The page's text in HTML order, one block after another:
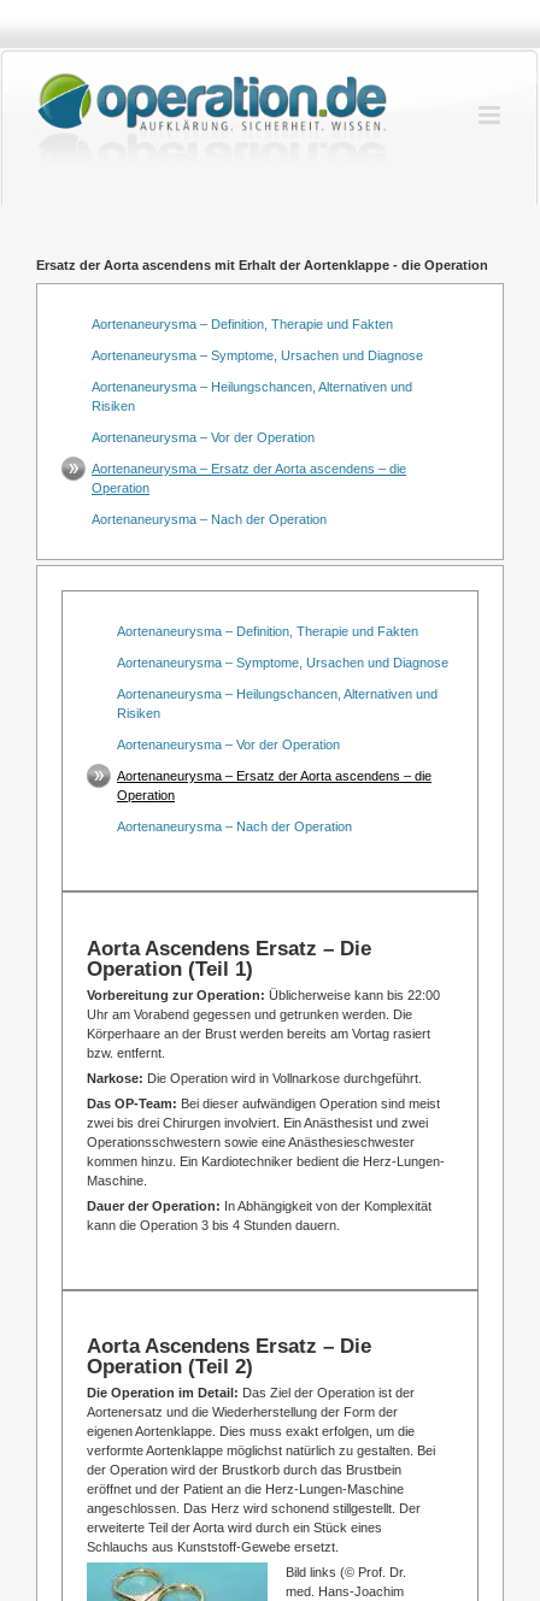
springen
Ersatz der Aorta ascendens mit Erhalt der Aortenklappe - die Operation
Aortenaneurysma – Definition, Therapie und Fakten
Aortenaneurysma – Symptome, Ursachen und Diagnose
Aortenaneurysma – Heilungschancen, Alternativen und
Risiken
Aortenaneurysma – Vor der Operation
Aortenaneurysma – Ersatz der Aorta ascendens – die
Operation
Aortenaneurysma – Nach der Operation
Aortenaneurysma – Definition, Therapie und Fakten
Aortenaneurysma – Symptome, Ursachen und Diagnose
Aortenaneurysma – Heilungschancen, Alternativen und
Risiken
Aortenaneurysma – Vor der Operation
Aortenaneurysma – Ersatz der Aorta ascendens – die
Operation
Aortenaneurysma – Nach der Operation
Aorta Ascendens Ersatz – Die
Operation (Teil 1)
Vorbereitung zur Operation: Üblicherweise kann bis 22:00
Uhr am Vorabend gegessen und getrunken werden. Die
Körperhaare an der Brust werden bereits am Vortag rasiert
bzw. entfernt.
Narkose: Die Operation wird in Vollnarkose durchgeführt.
Das OP-Team: Bei dieser aufwändigen Operation sind meist
zwei bis drei Chirurgen involviert. Ein Anästhesist und zwei
Operationsschwestern sowie eine Anästhesieschwester
kommen hinzu. Ein Kardiotechniker bedient die Herz-Lungen-
Maschine.
Dauer der Operation: In Abhängigkeit von der Komplexität
kann die Operation 3 bis 4 Stunden dauern.
Aorta Ascendens Ersatz – Die
Operation (Teil 2)
Die Operation im Detail: Das Ziel der Operation ist der
Aortenersatz und die Wiederherstellung der Form der
eigenen Aortenklappe. Dies muss exakt erfolgen, um die
verformte Aortenklappe möglichst natürlich zu gestalten. Bei
der Operation wird der Brustkorb durch das Brustbein
eröffnet und der Patient an die Herz-Lungen-Maschine
angeschlossen. Das Herz wird schonend stillgestellt. Der
erweiterte Teil der Aorta wird durch ein Stück eines
Schlauchs aus Kunststoff-Gewebe ersetzt.
Bild links (© Prof. Dr.
med. Hans-Joachim